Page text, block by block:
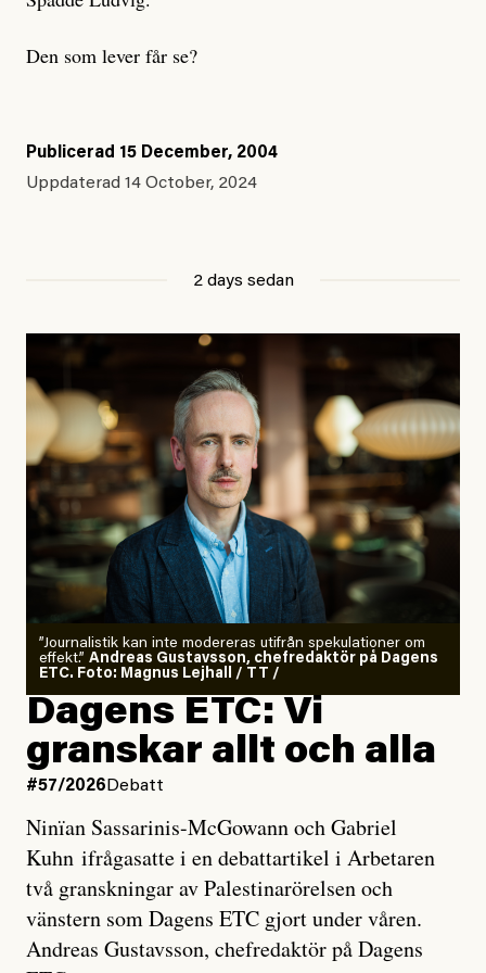
Den som lever får se?
Publicerad 15 December, 2004
Uppdaterad 14 October, 2024
2 days sedan
”Journalistik kan inte modereras utifrån spekulationer om
effekt.” Andreas Gustavsson, chefredaktör på Dagens
ETC. Foto: Magnus Lejhall / TT /
Dagens ETC: Vi
granskar allt och alla
#57/2026 Debatt
Ninïan Sassarinis-McGowann och Gabriel
Kuhn ifrågasatte i en debattartikel i Arbetaren
två granskningar av Palestinarörelsen och
vänstern som Dagens ETC gjort under våren.
Andreas Gustavsson, chefredaktör på Dagens